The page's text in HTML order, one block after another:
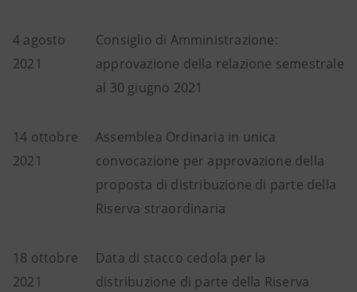
4 agosto
2021
Consiglio di Amministrazione:
approvazione della relazione semestrale
al 30 giugno 2021
14 ottobre
2021
Assemblea Ordinaria in unica
convocazione per approvazione della
proposta di distribuzione di parte della
Riserva straordinaria
18 ottobre
2021
Data di stacco cedola per la
distribuzione di parte della Riserva